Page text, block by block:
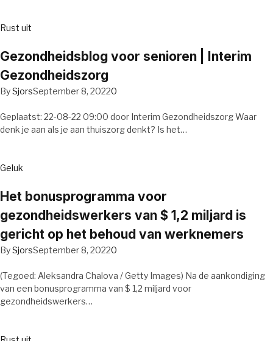
Rust uit
Gezondheidsblog voor senioren | Interim
Gezondheidszorg
BySjorsSeptember 8, 20220
Geplaatst: 22-08-22 09:00 door Interim Gezondheidszorg Waar
denk je aan als je aan thuiszorg denkt? Is het…
Geluk
Het bonusprogramma voor
gezondheidswerkers van $ 1,2 miljard is
gericht op het behoud van werknemers
BySjorsSeptember 8, 20220
(Tegoed: Aleksandra Chalova / Getty Images) Na de aankondiging
van een bonusprogramma van $ 1,2 miljard voor
gezondheidswerkers…